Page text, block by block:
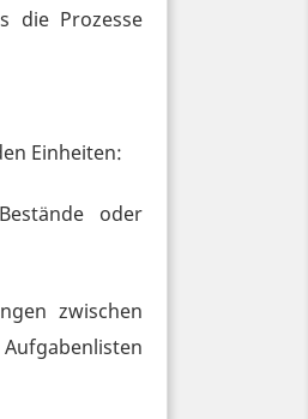
die Prozesse
Einheiten:
oder
zwischen